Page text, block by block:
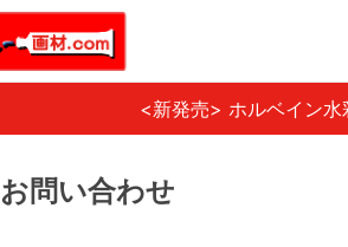
<新発売> ホルベイン
お問い合わせ